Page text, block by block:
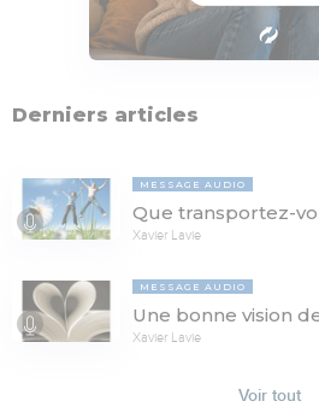
Derniers articles
MESSAGE AUDIO
Que transportez-
Xavier Lavie
MESSAGE AUDIO
Une bonne vision
Xavier Lavie
Voir tout